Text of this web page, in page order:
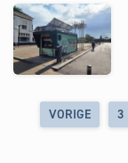
VORIGE 3